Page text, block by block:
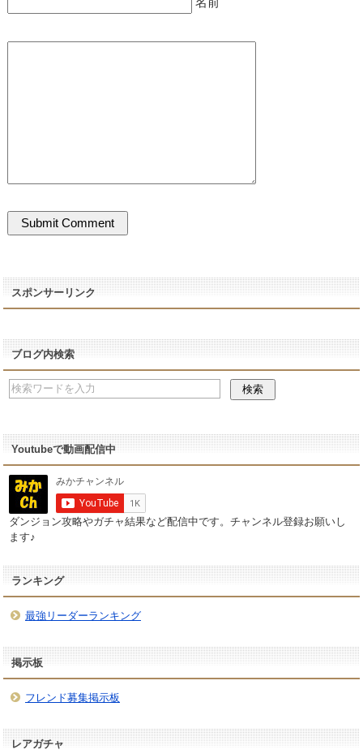
スポンサーリンク
ブログ内検索
Youtubeで動画配信中
ダンジョン攻略やガチャ結果など配信中です。チャンネル登録お願いし
ます♪
ランキング
最強リーダーランキング
掲示板
フレンド募集掲示板
レアガチャ